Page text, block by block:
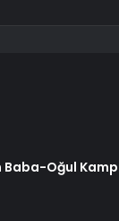
Baba-Oğul